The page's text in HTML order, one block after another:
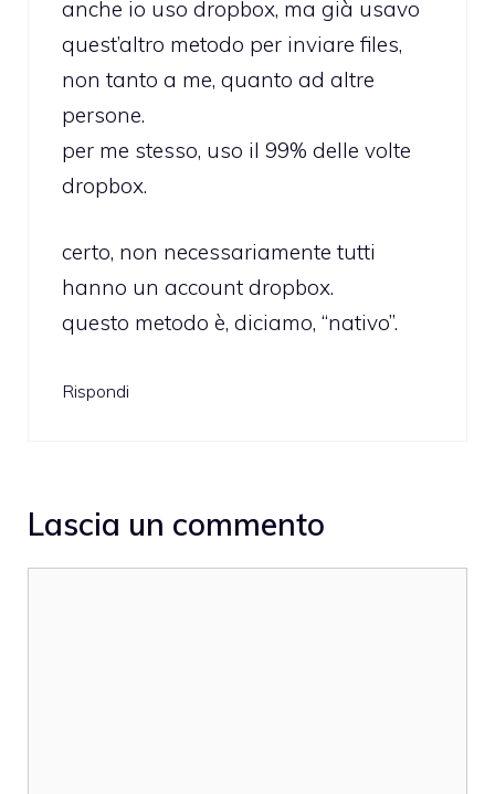
anche io uso dropbox, ma già usavo
quest’altro metodo per inviare files,
non tanto a me, quanto ad altre
persone.
per me stesso, uso il 99% delle volte
dropbox.
certo, non necessariamente tutti
hanno un account dropbox.
questo metodo è, diciamo, “nativo”.
Rispondi
Lascia un commento